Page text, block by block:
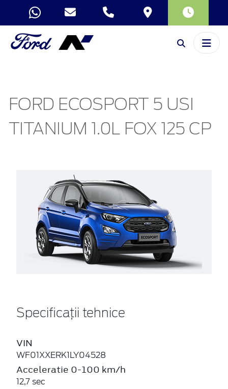
FORD ECOSPORT 5 USI
TITANIUM 1.0L FOX 125 CP
Specificații tehnice
VIN
WF01XXERK1LY04528
Acceleratie 0-100 km/h
12,7 sec